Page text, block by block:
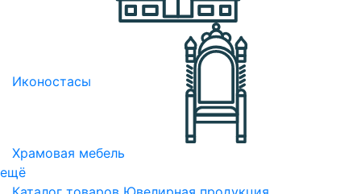
Иконостасы
Храмовая мебель
ещё